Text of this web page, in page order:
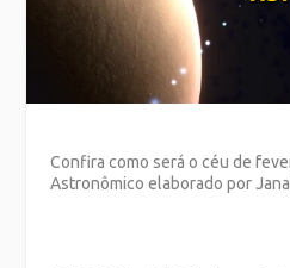
Confira como será o céu de
Astronômico elaborado por